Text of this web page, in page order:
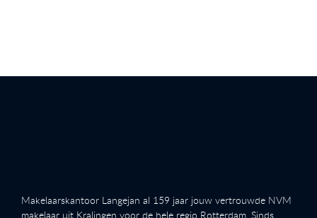
Makelaarskantoor Langejan al 159 jaar jouw vertrouwde NVM
makelaar uit Kralingen voor de hele regio Rotterdam. Sinds